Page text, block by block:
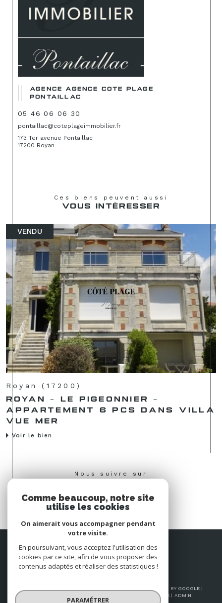
AGENCE AGENCE COTE PLAGE
PONTAILLAC
05 46 06 06 30
pontaillac@coteplageimmobilier.fr
173 Ter avenue Pontaillac
17200 Royan
Ces biens peuvent aussi
VOUS INTÉRESSER
VENDU
Royan (17200)
ROYAN - LE PIGEONNIER -
APPARTEMENT 6 PCS DANS VILLA
VUE MER
Voir le bien
Nous suivre sur
PROPRIÉTAIRE
Se connecter
© 2026 | TOUS DROITS RÉSERVÉS | TRADUCTION POWERED BY GOOGLE |
PLAN DU SITE MENTIONS LÉGALES
ADMIN
Comme beaucoup, notre site
utilise les cookies
On aimerait vous accompagner pendant
votre visite.
En poursuivant, vous acceptez l'utilisation des
cookies par ce site, afin de vous proposer des
contenus adaptés et réaliser des statistiques !
PARAMÉTRER